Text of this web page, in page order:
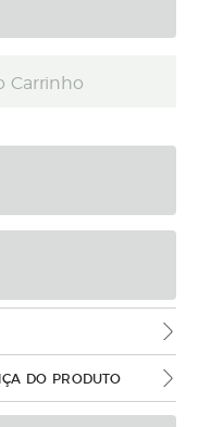
Carrinho
DO PRODUTO